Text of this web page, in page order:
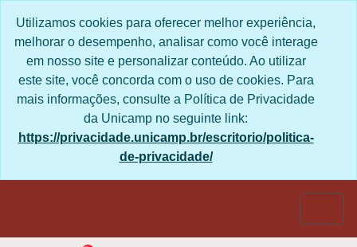
Utilizamos cookies para oferecer melhor experiência,
melhorar o desempenho, analisar como você interage
em nosso site e personalizar conteúdo. Ao utilizar
este site, você concorda com o uso de cookies. Para
mais informações, consulte a Política de Privacidade
da Unicamp no seguinte link:
https://privacidade.unicamp.br/escritorio/politica-
de-privacidade/